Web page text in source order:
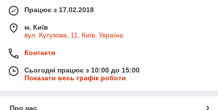
Працює з 17.02.2018
м. Київ
вул. Кутузова, 11, Київ, Україна
Контакти
Сьогодні працює з 10:00 до 15:00
Показати весь графік роботи
Про нас